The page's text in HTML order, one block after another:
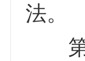
法。
第